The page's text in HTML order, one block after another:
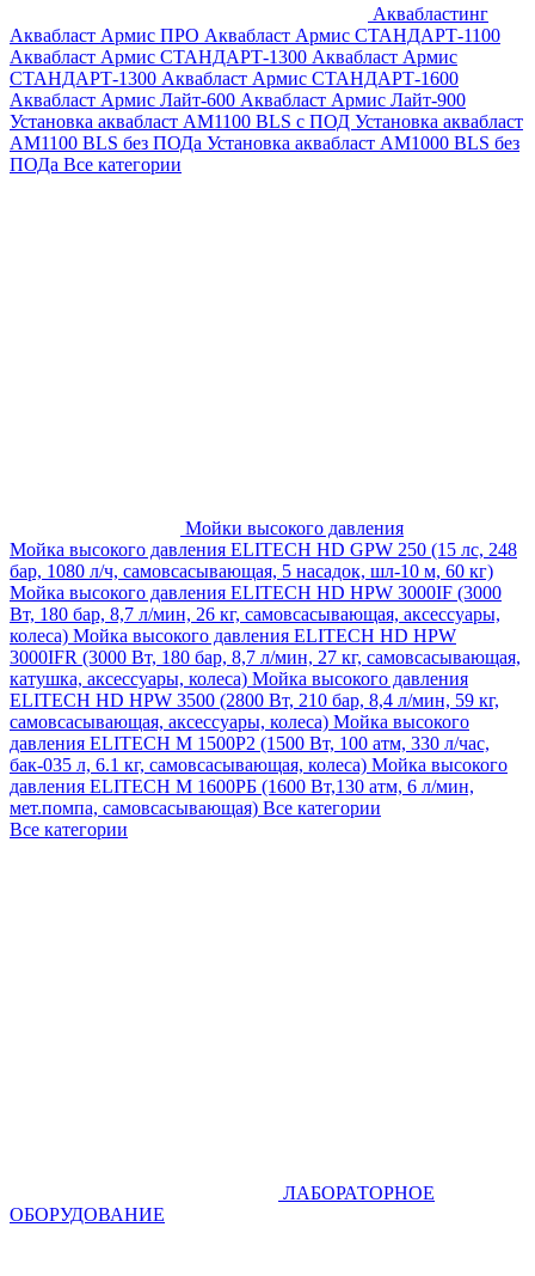
Аквабластинг
Аквабласт Армис ПРО Аквабласт Армис СТАНДАРТ-1100
Аквабласт Армис СТАНДАРТ-1300 Аквабласт Армис
СТАНДАРТ-1300 Аквабласт Армис СТАНДАРТ-1600
Аквабласт Армис Лайт-600 Аквабласт Армис Лайт-900
Установка аквабласт AM1100 BLS с ПОД Установка аквабласт
AM1100 BLS без ПОДа Установка аквабласт AM1000 BLS без
ПОДа Все категории
Мойки высокого давления
Мойка высокого давления ELITECH HD GPW 250 (15 лс, 248
бар, 1080 л/ч, самовсасывающая, 5 насадок, шл-10 м, 60 кг)
Мойка высокого давления ELITECH HD HPW 3000IF (3000
Вт, 180 бар, 8,7 л/мин, 26 кг, самовсасывающая, аксессуары,
колеса) Мойка высокого давления ELITECH HD HPW
3000IFR (3000 Вт, 180 бар, 8,7 л/мин, 27 кг, самовсасывающая,
катушка, аксессуары, колеса) Мойка высокого давления
ELITECH HD HPW 3500 (2800 Вт, 210 бар, 8,4 л/мин, 59 кг,
самовсасывающая, аксессуары, колеса) Мойка высокого
давления ELITECH M 1500P2 (1500 Вт, 100 атм, 330 л/час,
бак-035 л, 6.1 кг, самовсасывающая, колеса) Мойка высокого
давления ELITECH М 1600РБ (1600 Вт,130 атм, 6 л/мин,
мет.помпа, самовсасывающая) Все категории
Все категории
ЛАБОРАТОРНОЕ
ОБОРУДОВАНИЕ